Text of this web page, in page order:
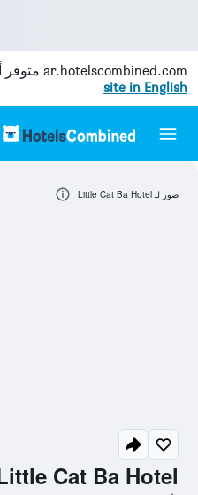
ar.hotelscombined.com متوفر
site in English
Cat Ba Hotel
صور لـ Little Cat Ba Hotel